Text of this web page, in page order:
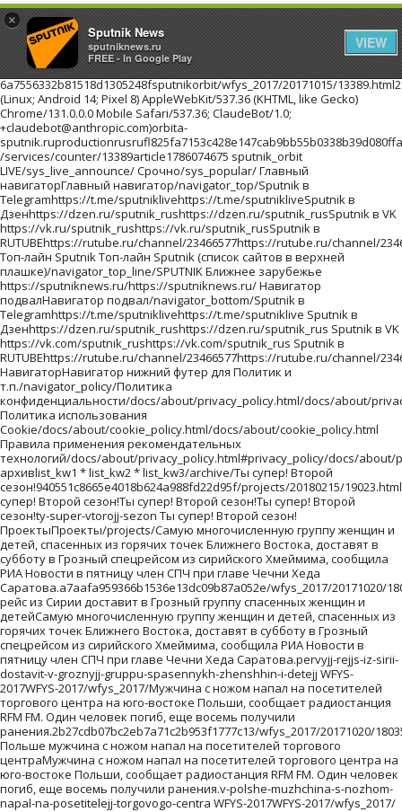
6a7556332b81518d1305248fsputnikorbit/wfys_2017/20171015/13389.html216.73.216.46Mozilla/5.0 (Linux; Android 14; Pixel 8) AppleWebKit/537.36 (KHTML, like Gecko) Chrome/131.0.0.0 Mobile Safari/537.36; ClaudeBot/1.0; +claudebot@anthropic.com)orbita-sputnik.ruproductionrusrufl825fa7153c428e147cab9bb55b0338b39d080ffaa70a91a1201710151//images/https://id.sputniknews.com/images/orbit/110001000030000https://cm.sputniknews.com/chatf4uoHwgT3L1productionhttps://sputniknews.ru.sputniknews.ru4419376 /services/counter/13389article1786074675 sputnik_orbit LIVE/sys_live_announce/ Срочно/sys_popular/ Главный навигаторГлавный навигатор/navigator_top/Sputnik в Telegramhttps://t.me/sputniklivehttps://t.me/sputnikliveSputnik в Дзенhttps://dzen.ru/sputnik_rushttps://dzen.ru/sputnik_rusSputnik в VK https://vk.ru/sputnik_rushttps://vk.ru/sputnik_rusSputnik в RUTUBEhttps://rutube.ru/channel/23466577https://rutube.ru/channel/23466577 Топ-лайн Sputnik Топ-лайн Sputnik (список сайтов в верхней плашке)/navigator_top_line/SPUTNIK Ближнее зарубежье https://sputniknews.ru/https://sputniknews.ru/ Навигатор подвалНавигатор подвал/navigator_bottom/Sputnik в Telegramhttps://t.me/sputniklivehttps://t.me/sputniklive Sputnik в Дзенhttps://dzen.ru/sputnik_rushttps://dzen.ru/sputnik_rus Sputnik в VK https://vk.com/sputnik_rushttps://vk.com/sputnik_rus Sputnik в RUTUBEhttps://rutube.ru/channel/23466577https://rutube.ru/channel/23466577 НавигаторНавигатор нижний футер для Политик и т.п./navigator_policy/Политика конфиденциальности/docs/about/privacy_policy.html/docs/about/privacy_policy.html Политика использования Cookie/docs/about/cookie_policy.html/docs/about/cookie_policy.html Правила применения рекомендательных технологий/docs/about/privacy_policy.html#privacy_policy/docs/about/privacy_policy.html#privacy_policy архивlist_kw1 * list_kw2 * list_kw3/archive/Ты супер! Второй сезон!940551c8665e4018b624a988fd22d95f/projects/20180215/19023.htmlТы супер! Второй сезон!Ты супер! Второй сезон!Ты супер! Второй сезон!ty-super-vtorojj-sezon Ты супер! Второй сезон! ПроектыПроекты/projects/Самую многочисленную группу женщин и детей, спасенных из горячих точек Ближнего Востока, доставят в субботу в Грозный спецрейсом из сирийского Хмеймима, сообщила РИА Новости в пятницу член СПЧ при главе Чечни Хеда Саратова.a7aafa959366b1536e13dc09b87a052e/wfys_2017/20171020/18042.htmlПервый рейс из Сирии доставит в Грозный группу спасенных женщин и детейСамую многочисленную группу женщин и детей, спасенных из горячих точек Ближнего Востока, доставят в субботу в Грозный спецрейсом из сирийского Хмеймима, сообщила РИА Новости в пятницу член СПЧ при главе Чечни Хеда Саратова.pervyjj-rejjs-iz-sirii-dostavit-v-groznyjj-gruppu-spasennykh-zhenshhin-i-detejj WFYS-2017WFYS-2017/wfys_2017/Мужчина с ножом напал на посетителей торгового центра на юго-востоке Польши, сообщает радиостанция RFM FM. Один человек погиб, еще восемь получили ранения.2b27cdb07bc2eb7a71c2b953f1777c13/wfys_2017/20171020/18035.htmlВ Польше мужчина с ножом напал на посетителей торгового центраМужчина с ножом напал на посетителей торгового центра на юго-востоке Польши, сообщает радиостанция RFM FM. Один человек погиб, еще восемь получили ранения.v-polshe-muzhchina-s-nozhom-napal-na-posetitelejj-torgovogo-centra WFYS-2017WFYS-2017/wfys_2017/Около тысячи гостей приглашены на премьеру "Матильды" в Петербурге, которая состоится 23 октября в Мариинском театре, сообщил РИА Новости представитель организатора кинопоказа.e207a4eb8e2cc1ed90f6dace8bc7f266/wfys_2017/20171020/18029.htmlНа премьеру "Матильды" в Петербурге приглашены около тысячи гостейОколо тысячи гостей приглашены на премьеру "Матильды" в Петербурге, которая состоится 23 октября в Мариинском театре, сообщил РИА Новости представитель организатора кинопоказа.na-premeru-matildy-v-peterburge-priglasheny-okolo-tysjachi-gostejj WFYS-2017WFYS-2017/wfys_2017/Правительство Испании на заседании в предстоящую субботу намерено применить статью 155 Конституции страны, предполагающую возможность приостановки автономного статуса Каталонии, заявил испанский премьер Мариано Рахой на пресс-конференции в Брюсселе.67e8a19faa971a455b368320404caeaf/wfys_2017/20171020/18024.htmlМадрид в субботу применит статью Конституции, лишающую Каталонию автономииПравительство Испании на заседании в предстоящую субботу намерено применить статью 155 Конституции страны, предполагающую возможность приостановки автономного статуса Каталонии, заявил испанский премьер Мариано Рахой на пресс-конференции в Брюсселе.madrid-v-subbotu-primenit-statju-konstitucii-lishajushhuju-kataloniju-avtonomii WFYS-2017WFYS-2017/wfys_2017/ архивlist_kw1 * list_kw2 * list_kw3/archive/ Инфографика/sys_infographics/b059c3cfb8f6f2a2bded5da6f13eaae2/20210401/obrazovanie-lidery-strany-byvshee-ussr-1033117848.htmlОбразование лидеров стран бывшего СССРОпыт президента далеко не исчерпывается его образованием, но все же это важный фактор становления личности. Где учились лидеры стран бывшего СССР - в инфографикеobrazovanie-liderov-stran-byvshego-sssrobrazovanie-lidery-strany-byvshee-ussr0/20210401/obrazovanie-lidery-strany-byvshee-ussr-1033117848.htmlИнфографикаНовости и события Таджикистана в формате инфографика/infographics/truetruetrueИнфографикаСмотрите инфографики об актуальных событиях в России, Таджикистане и мире на сайте Sputnik ТаджикистанИнфографикаГде учились лидеры стран бывшего СССРГде учились лидеры стран бывшего СССРИнфографика1034271979sputnik_infographicsSputnik/c79d9d/07e5/04/01/1033116733.png099801497/07e5/04/01/1033116733.png09984631212/07e5/04/01/1033116733.png099810701236/07e5/04/01/1033116733.png09989871320/07e5/04/01/1033116733.png09989041403/07e5/04/01/1033116733.png09988211486/07e5/04/01/1033116733.png09989541353/07e5/04/01/1033116733.png09988731434/07e5/04/01/1033116733.png09986541652/07e5/04/01/1033116733.png099802307/07e5/04/01/1033116733.png/07e5/04/01/1033116733.png/07e5/04/01/1033116733.png/07e5/04/01/1033116733.png0998362971/07e5/04/01/1033116733.png0998390943/07e5/04/01/1033116733.png0998334999/07e5/04/01/1033116733.png09982941039/07e5/04/01/1033116733.png09983101023/07e5/04/01/1033116733.png09981681166/07e5/04/01/1033116733.png0998344989/07e5/04/01/1033116733.png0998411922/07e5/04/01/1033116733.png099801395/07e5/04/01/1033116733.png09981771156/07e5/04/01/1033116733.png0998384949/07e5/04/01/1033116733.png0998359974/07e5/04/01/1033116733.png09981181215/07e5/04/01/1033116733.png0998353980/07e5/04/01/1033116733.png01000396937/07e5/04/01/1033116733.png09983151018/07e5/04/01/1033116733.png0998358975/07e5/04/01/1033116733.png09982921041/07e5/04/01/1033116733.png09983011032/07e5/04/01/1033116733.png09982511082/07e5/04/01/1033116733.png01036373961/07e5/04/01/1033116733.png09983101023/07e5/04/01/1033116733.png012003291004/07e5/04/01/1033116733.png09981681166/07e5/04/01/1033116733.png0998401932/07e5/04/01/1033116733.png01000447887/07e5/04/01/1033116733.png0998386947 Видеоhttps://tj.sputniknews.ru/video/https://tj.sputniknews.ru/video/ Фотоленты/sys_photo/abee0543fb5a22545ed4f47ad4daab24/20210405/foto-katoliki-easter-2021-1033135838.htmlПасха в маске: католики со всего мира отметили христианский праздник - фотоПоследователи Евангелическо-лютеранской и
×
Sputnik News
sputniknews.ru
FREE - In Google Play
VIEW